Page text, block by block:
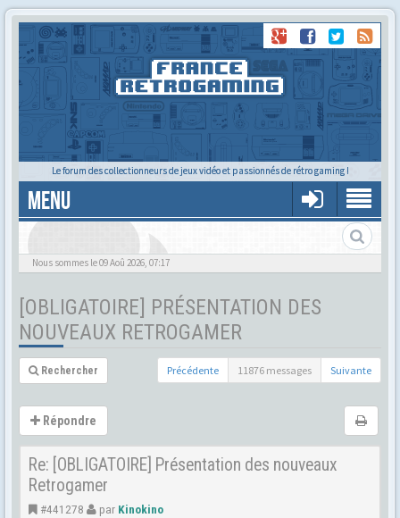
Le forum des collectionneurs de jeux vidéo et passionnés de rétro gaming !
MENU
Nous sommes le 09 Aoû 2026, 07:17
[OBLIGATOIRE] PRÉSENTATION DES
NOUVEAUX RETROGAMER
Précédente 11876 messages Suivante
Rechercher
Répondre
Re: [OBLIGATOIRE] Présentation des nouveaux
Retrogamer
#441278 par Kinokino